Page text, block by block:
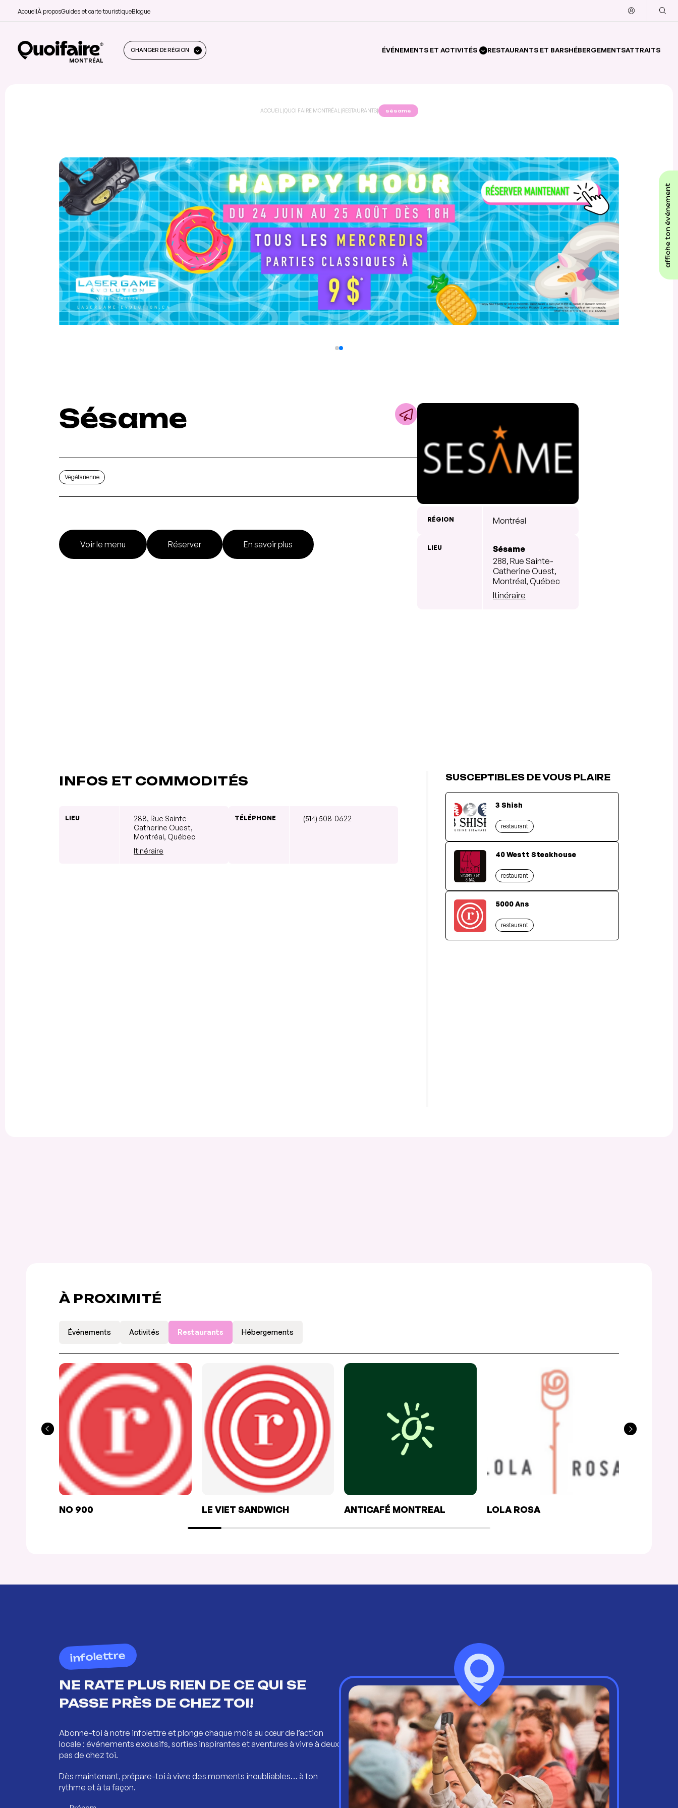
AccueilÀ proposGuides et carte touristiqueBlogue
MONTRÉAL
CHANGER DE RÉGION ÉVÉNEMENTS ET ACTIVITÉS RESTAURANTS ET BARSHÉBERGEMENTSATTRAITS
affiche ton événement
ACCUEIL |QUOI FAIRE MONTRÉAL |RESTAURANTS| sésame
Sésame
Végétarienne
Voir le menu Réserver En savoir plus
RÉGION Montréal
LIEU
Sésame
288, Rue Sainte-
Catherine Ouest,
Montréal, Québec
Itinéraire
INFOS ET COMMODITÉS
LIEU
288, Rue Sainte-
Catherine Ouest,
Montréal, Québec
Itinéraire
TÉLÉPHONE (514) 508-0622
SUSCEPTIBLES DE VOUS PLAIRE
3 Shish
restaurant
40 Westt Steakhouse
restaurant
5000 Ans
restaurant
À PROXIMITÉ
Événements Activités Restaurants Hébergements
NO 900 LE VIET SANDWICH ANTICAFÉ MONTREAL LOLA ROSA
infolettre
NE RATE PLUS RIEN DE CE QUI SE
PASSE PRÈS DE CHEZ TOI!
Abonne-toi à notre infolettre et plonge chaque mois au cœur de l’action
locale : événements exclusifs, sorties inspirantes et aventures à vivre à deux
pas de chez toi.
Dès maintenant, prépare-toi à vivre des moments inoubliables… à ton
rythme et à ta façon.